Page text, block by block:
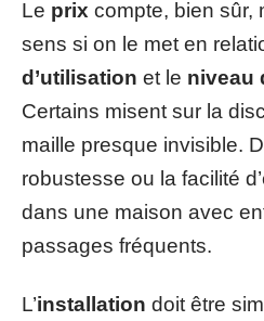
Le prix compte, bien sûr,
sens si on le met en
d’utilisation et le niveau
Certains misent sur la
maille presque invisible.
robustesse ou la facilité
dans une maison avec
passages fréquents.
L’installation doit être